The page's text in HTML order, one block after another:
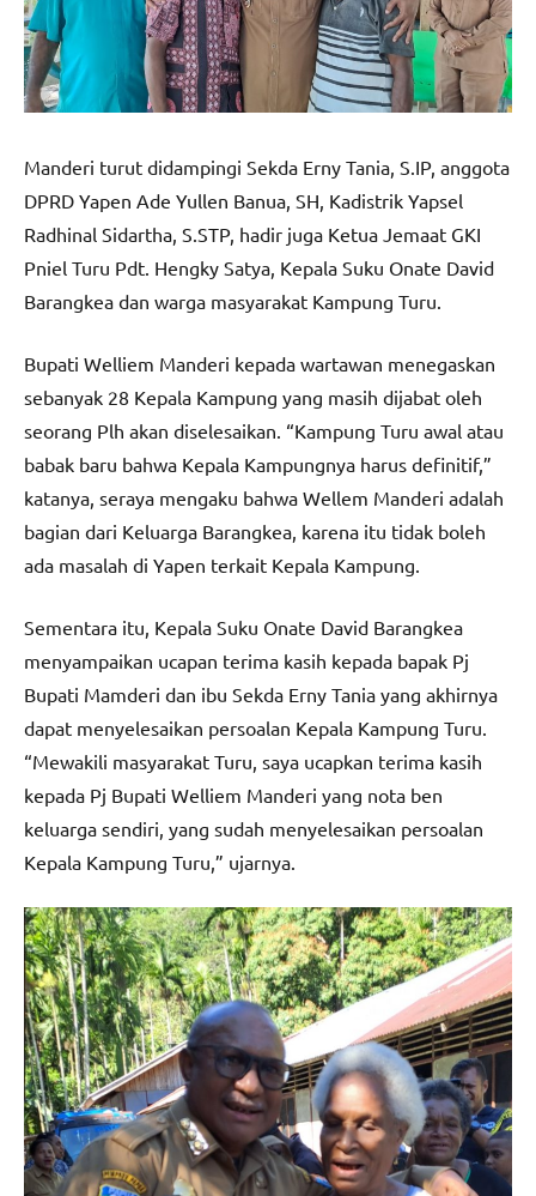
Manderi turut didampingi Sekda Erny Tania, S.IP, anggota
DPRD Yapen Ade Yullen Banua, SH, Kadistrik Yapsel
Radhinal Sidartha, S.STP, hadir juga Ketua Jemaat GKI
Pniel Turu Pdt. Hengky Satya, Kepala Suku Onate David
Barangkea dan warga masyarakat Kampung Turu.
Bupati Welliem Manderi kepada wartawan menegaskan
sebanyak 28 Kepala Kampung yang masih dijabat oleh
seorang Plh akan diselesaikan. “Kampung Turu awal atau
babak baru bahwa Kepala Kampungnya harus definitif,”
katanya, seraya mengaku bahwa Wellem Manderi adalah
bagian dari Keluarga Barangkea, karena itu tidak boleh
ada masalah di Yapen terkait Kepala Kampung.
Sementara itu, Kepala Suku Onate David Barangkea
menyampaikan ucapan terima kasih kepada bapak Pj
Bupati Mamderi dan ibu Sekda Erny Tania yang akhirnya
dapat menyelesaikan persoalan Kepala Kampung Turu.
“Mewakili masyarakat Turu, saya ucapkan terima kasih
kepada Pj Bupati Welliem Manderi yang nota ben
keluarga sendiri, yang sudah menyelesaikan persoalan
Kepala Kampung Turu,” ujarnya.